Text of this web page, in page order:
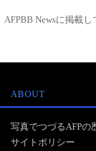
AFPBB Newsに掲載
ABOUT
写真でつづるAFPの
サイトポリシー